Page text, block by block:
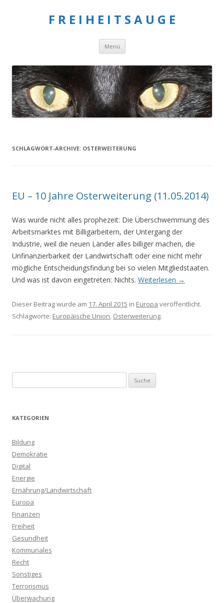
F R E I H E I T S A U G E
Menü Springe
Inhalt
SCHLAGWORT-ARCHIVE: OSTERWEITERUNG
EU – 10 Jahre Osterweiterung (11.05.2014)
Was wurde nicht alles prophezeit: Die Überschwemmung des
Arbeitsmarktes mit Billigarbeitern, der Untergang der
Industrie, weil die neuen Länder alles billiger machen, die
Unfinanzierbarkeit der Landwirtschaft oder eine nicht mehr
mögliche Entscheidungsfindung bei so vielen Mitgliedstaaten.
Und was ist davon eingetreten: Nichts. Weiterlesen →
Dieser Beitrag wurde am 17. April 2015 in Europa veröffentlicht.
Schlagworte: Europäische Union, Osterweiterung.
u
h
n
a
c
h
:
KATEGORIEN
Bildung
Demokratie
Digital
Energie
Ernährung/Landwirtschaft
Europa
Finanzen
Freiheit
Gesundheit
Kommunales
Recht
Sonstiges
Terrorismus
Überwachung